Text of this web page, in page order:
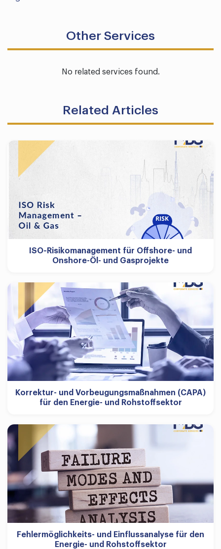
Other Services
No related services found.
Related Articles
ISO-Risikomanagement für Offshore- und
Onshore-Öl- und Gasprojekte
Korrektur- und Vorbeugungsmaßnahmen (CAPA)
für den Energie- und Rohstoffsektor
Fehlermöglichkeits- und Einflussanalyse für den
Energie- und Rohstoffsektor